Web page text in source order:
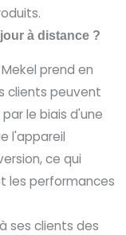
à distance ?
prend en
clients peuvent
le biais d'une
l'appareil
ce qui
les performances
ses clients des